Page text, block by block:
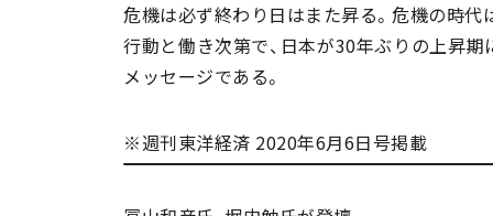
危機は必ず終わり日はまた昇る。危機の時
行動と働き次第で、日本が30年ぶりの上昇
メッセージである。
※週刊東洋経済 2020年6月6日号掲載